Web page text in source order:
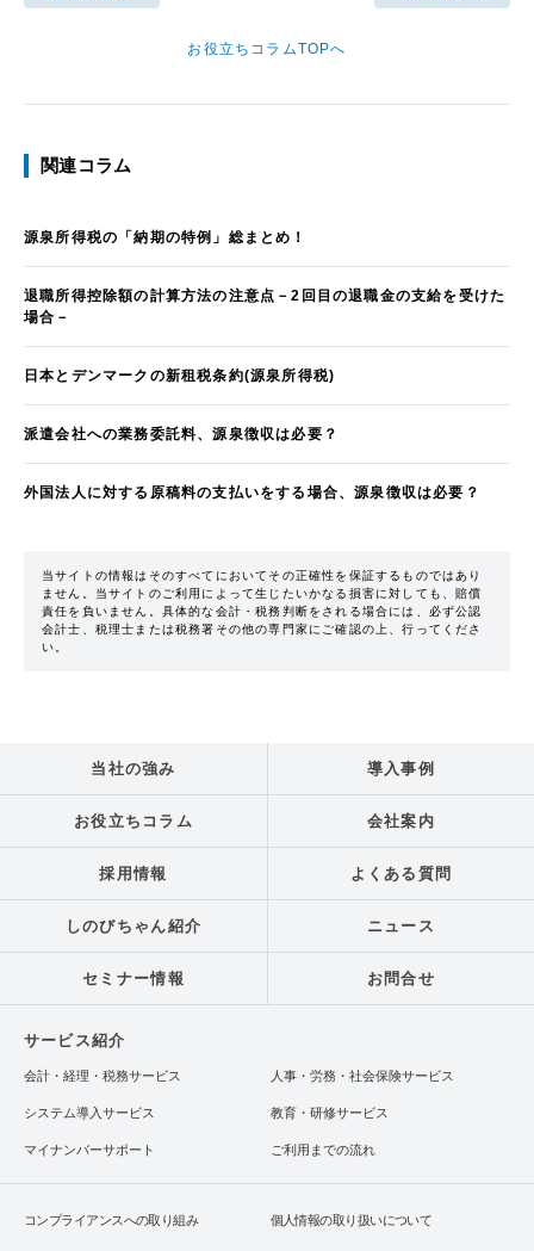
お役立ちコラムTOPへ
関連コラム
源泉所得税の「納期の特例」総まとめ！
退職所得控除額の計算方法の注意点－2回目の退職金の支給を受けた
場合－
日本とデンマークの新租税条約(源泉所得税)
派遣会社への業務委託料、源泉徴収は必要？
外国法人に対する原稿料の支払いをする場合、源泉徴収は必要？
当サイトの情報はそのすべてにおいてその正確性を保証するものではあり
ません。当サイトのご利用によって生じたいかなる損害に対しても、賠償
責任を負いません。具体的な会計・税務判断をされる場合には、必ず公認
会計士、税理士または税務署その他の専門家にご確認の上、行ってくださ
い。
当社の強み 導入事例
お役立ちコラム 会社案内
採用情報 よくある質問
しのびちゃん紹介 ニュース
セミナー情報 お問合せ
サービス紹介
会計・経理・税務サービス 人事・労務・社会保険サービス
システム導入サービス 教育・研修サービス
マイナンバーサポート ご利用までの流れ
コンプライアンスへの取り組み 個人情報の取り扱いについて